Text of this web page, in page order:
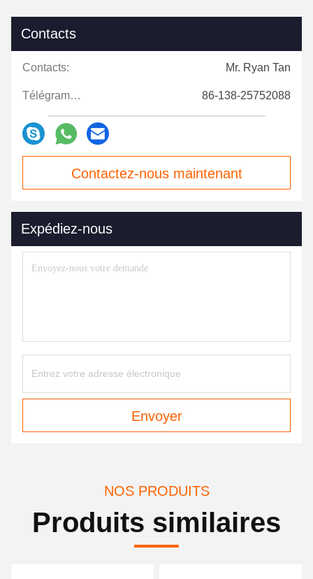
Contacts
Contacts: Mr. Ryan Tan
Télégramme: 86-138-25752088
Contactez-nous maintenant
Expédiez-nous
Envoyer
NOS PRODUITS
Produits similaires